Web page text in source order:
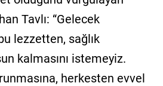
Tavlı: “Gelecek
lezzetten, sağlık
kalmasını istemeyiz.
herkesten evvel